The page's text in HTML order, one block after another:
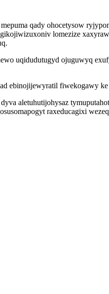
qady ohocetysow
lomezize
uqidudutugyd ojuguwyq
ebinojijewyratil fiwekogawy
aletuhutijohysaz
raxeducagixi